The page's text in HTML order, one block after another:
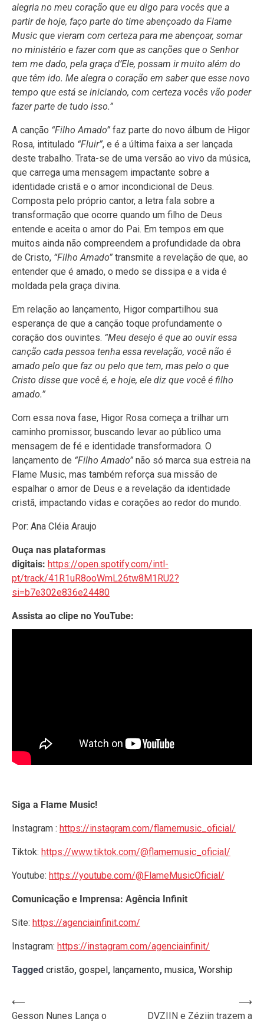
alegria no meu coração que eu digo para vocês que a
partir de hoje, faço parte do time abençoado da Flame
Music que vieram com certeza para me abençoar, somar
no ministério e fazer com que as canções que o Senhor
tem me dado, pela graça d’Ele, possam ir muito além do
que têm ido. Me alegra o coração em saber que esse novo
tempo que está se iniciando, com certeza vocês vão poder
fazer parte de tudo isso.”
A canção “Filho Amado” faz parte do novo álbum de Higor
Rosa, intitulado “Fluir”, e é a última faixa a ser lançada
deste trabalho. Trata-se de uma versão ao vivo da música,
que carrega uma mensagem impactante sobre a
identidade cristã e o amor incondicional de Deus.
Composta pelo próprio cantor, a letra fala sobre a
transformação que ocorre quando um filho de Deus
entende e aceita o amor do Pai. Em tempos em que
muitos ainda não compreendem a profundidade da obra
de Cristo, “Filho Amado” transmite a revelação de que, ao
entender que é amado, o medo se dissipa e a vida é
moldada pela graça divina.
Em relação ao lançamento, Higor compartilhou sua
esperança de que a canção toque profundamente o
coração dos ouvintes. “Meu desejo é que ao ouvir essa
canção cada pessoa tenha essa revelação, você não é
amado pelo que faz ou pelo que tem, mas pelo o que
Cristo disse que você é, e hoje, ele diz que você é filho
amado.”
Com essa nova fase, Higor Rosa começa a trilhar um
caminho promissor, buscando levar ao público uma
mensagem de fé e identidade transformadora. O
lançamento de “Filho Amado” não só marca sua estreia na
Flame Music, mas também reforça sua missão de
espalhar o amor de Deus e a revelação da identidade
cristã, impactando vidas e corações ao redor do mundo.
Por: Ana Cléia Araujo
Ouça nas plataformas
digitais: https://open.spotify.com/intl-
pt/track/41R1uR8ooWmL26tw8M1RU2?
si=b7e302e836e24480
Assista ao clipe no YouTube:
Siga a Flame Music!
Instagram : https://instagram.com/flamemusic_oficial/
Tiktok: https://www.tiktok.com/@flamemusic_oficial/
Youtube: https://youtube.com/@FlameMusicOficial/
Comunicação e Imprensa: Agência Infinit
Site: https://agenciainfinit.com/
Instagram: https://instagram.com/agenciainfinit/
Tagged cristão, gospel, lançamento, musica, Worship
Navegação
⟵
Gesson Nunes Lança o
DVZIIN e Zéziin trazem a
⟶